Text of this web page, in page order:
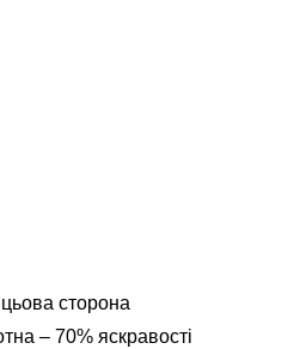
сторона
– 70% яскравості